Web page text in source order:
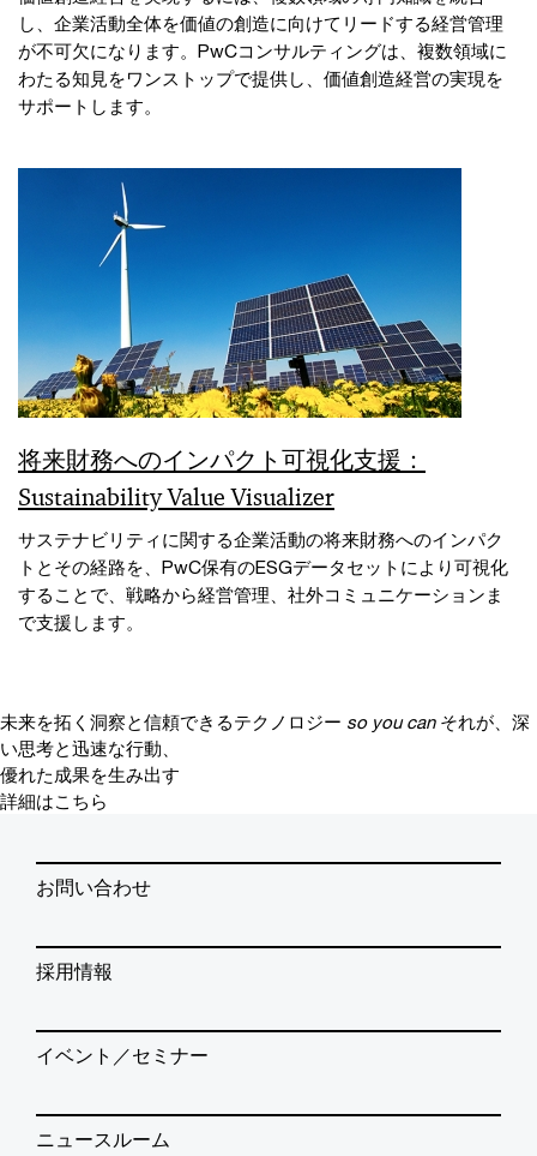
し、企業活動全体を価値の創造に向けてリードする経営管理
が不可欠になります。PwCコンサルティングは、複数領域に
わたる知見をワンストップで提供し、価値創造経営の実現を
サポートします。
将来財務へのインパクト可視化支援：
Sustainability Value Visualizer
サステナビリティに関する企業活動の将来財務へのインパク
トとその経路を、PwC保有のESGデータセットにより可視化
することで、戦略から経営管理、社外コミュニケーションま
で支援します。
未来を拓く洞察と信頼できるテクノロジー so you can それが、深
い思考と迅速な行動、
優れた成果を生み出す
詳細はこちら
お問い合わせ
採用情報
イベント／セミナー
ニュースルーム